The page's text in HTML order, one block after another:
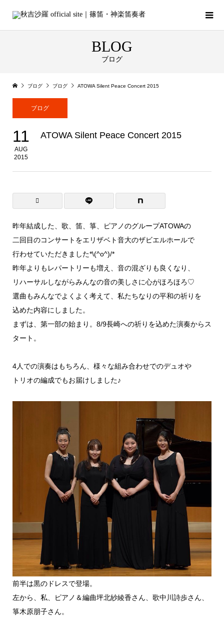
BLOG
ブログ
ブログ ブログ ATOWA Silent Peace Concert 2015
ブログ
11
AUG
2015
ATOWA Silent Peace Concert 2015
昨年結成した、歌、笛、箏、ピアノのグループATOWAの
二回目のコンサートをエリザベト音大のザビエルホールで
行わせていただきました*\(^o^)/*
昨年よりもレパートリーも増え、音の混ざりも良くなり、
リハーサルしながらみんなの音の美しさに心がほろほろ♡
選曲もみんなでよくよく考えて、私たちなりの平和の祈りを
込めた内容にしました。
まずは、第一部の始まり。8/9長崎への祈りを込めた演奏からス
タート。
4人での演奏はもちろん、様々な組み合わせでのデュオや
トリオの編成でもお届けしました♪
前半は黒のドレスで登場。
左から、私、ピアノ＆編曲坪北紗綾香さん、歌中川詩歩さん、
箏木原朋子さん。